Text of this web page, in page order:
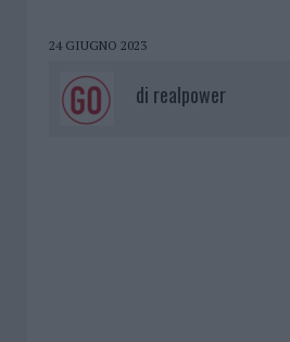
24 GIUGNO 2023
di realpower